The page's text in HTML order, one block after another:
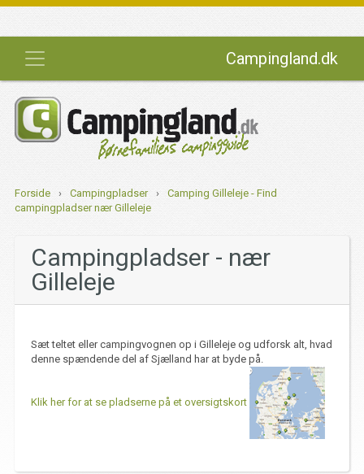
Campingland.dk
Forside › Campingpladser ›
Camping Gilleleje - Find
campingpladser nær Gilleleje
Campingpladser - nær
Gilleleje
Sæt teltet eller campingvognen op i Gilleleje og udforsk alt, hvad
denne spændende del af Sjælland har at byde på.
Klik her for at se pladserne på et oversigtskort